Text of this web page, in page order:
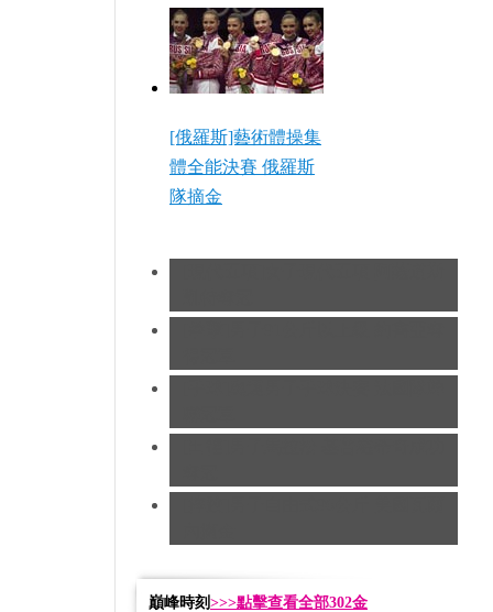
[俄羅斯]藝術體操集
體全能決賽 俄羅斯
隊摘金
巔峰時刻 >>>點擊查看全部302金